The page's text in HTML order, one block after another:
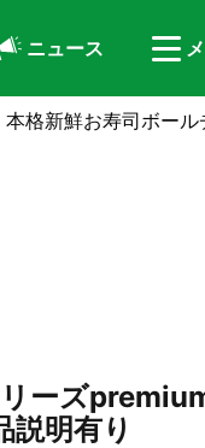
ニュース
格新鮮お寿司ボー
リーズ
明有り